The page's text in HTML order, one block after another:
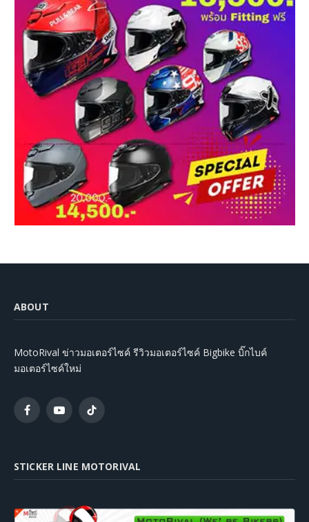
ABOUT
MotoRival ข่าวมอเตอร์ไซค์ รีวิวมอเตอร์ไซค์ Bigbike บิ๊กไบค์
มอเตอร์ไซค์ใหม่
FacebookYouTubeTikTok
STICKER LINE MOTORIVAL